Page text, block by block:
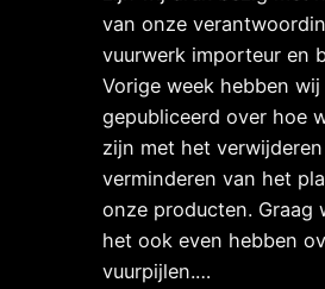
van onze
vuurwerk importeur en
Vorige week hebben
gepubliceerd over hoe
zijn met het
verminderen van het
onze producten. Graag
het ook even hebben
vuurpijlen.…